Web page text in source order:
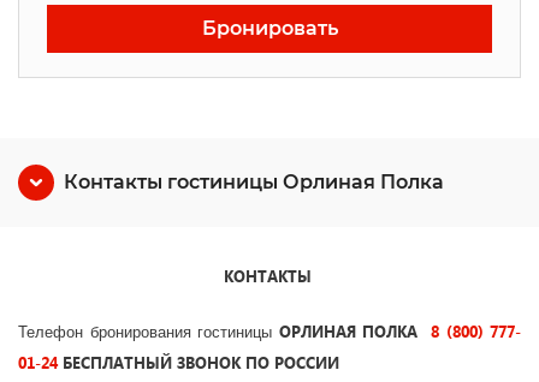
Бронировать
Контакты гостиницы Орлиная Полка
КОНТАКТЫ
Телефон бронирования гостиницы ОРЛИНАЯ ПОЛКА
8 (800) 777-
01-24 БЕСПЛАТНЫЙ ЗВОНОК ПО РОССИИ